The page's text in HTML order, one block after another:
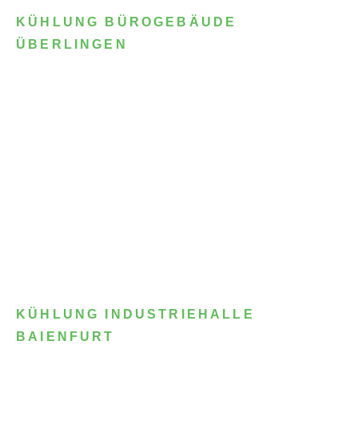
KÜHLUNG BÜROGEBÄUDE
ÜBERLINGEN
KÜHLUNG INDUSTRIEHALLE
BAIENFURT